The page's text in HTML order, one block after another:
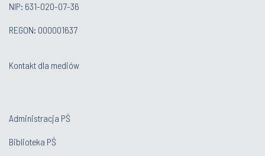
NIP: 631-020-07-36
REGON: 000001637
Kontakt dla mediów
Administracja PŚ
Biblioteka PŚ